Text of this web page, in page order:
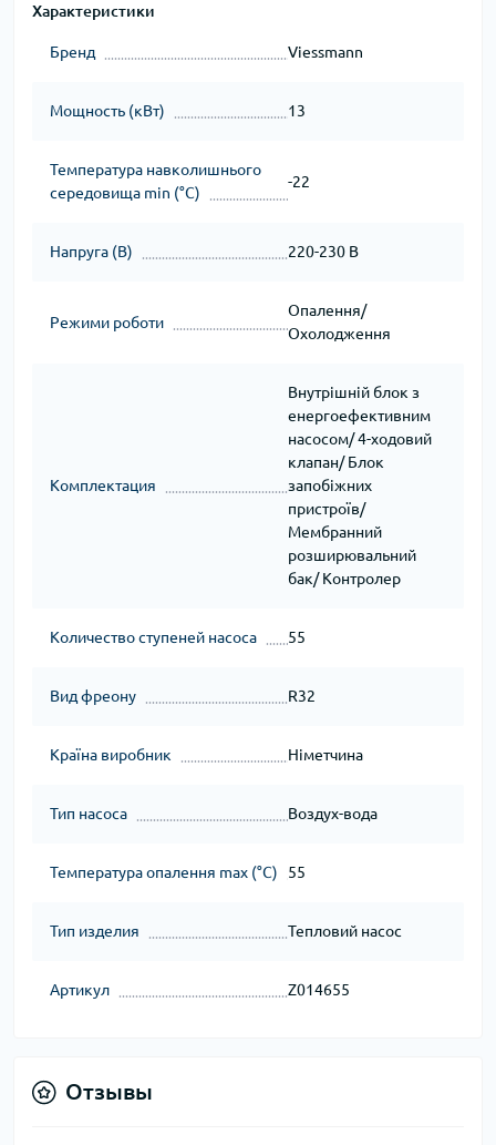
Характеристики
Бренд Viessmann
Мощность (кВт) 13
Температура навколишнього
середовища min (°C)
-22
Напруга (В) 220-230 В
Режими роботи
Опалення/
Охолодження
Комплектация
Внутрішній блок з
енергоефективним
насосом/ 4-ходовий
клапан/ Блок
запобіжних
пристроїв/
Мембранний
розширювальний
бак/ Контролер
Количество ступеней насоса 55
Вид фреону R32
Країна виробник Німетчина
Тип насоса Воздух-вода
Температура опалення max (°C) 55
Тип изделия Тепловий насос
Артикул Z014655
Отзывы